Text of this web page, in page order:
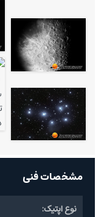
مشخصات فنی
نوع اپتیک: